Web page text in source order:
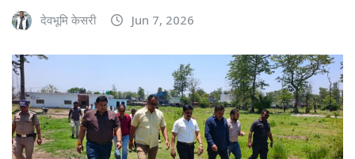
देवभूमि केसरी Jun 7, 2026